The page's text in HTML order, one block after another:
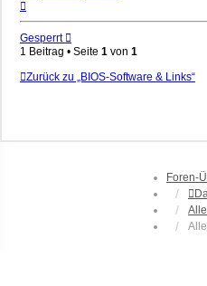
Gesperrt
1 Beitrag • Seite 1 von 1
Zurück zu „BIOS-Software & Links“
Foren-